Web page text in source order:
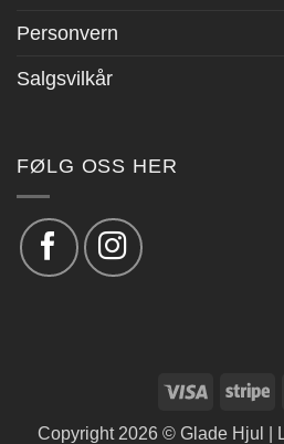
Personvern
Salgsvilkår
FØLG OSS HER
Visa
Copyright 2026 © Glade Hjul |